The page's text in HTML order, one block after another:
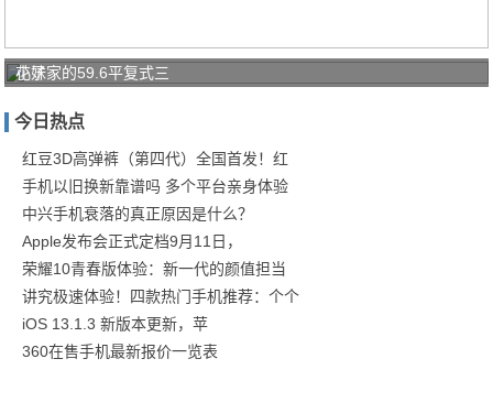
花了
万装
修完
后，
很多
小妹家的59.6平复式三
今日热点
红豆3D高弹裤（第四代）全国首发！红
手机以旧换新靠谱吗 多个平台亲身体验
中兴手机衰落的真正原因是什么？
Apple发布会正式定档9月11日，
荣耀10青春版体验：新一代的颜值担当
讲究极速体验！四款热门手机推荐：个个
iOS 13.1.3 新版本更新，苹
360在售手机最新报价一览表